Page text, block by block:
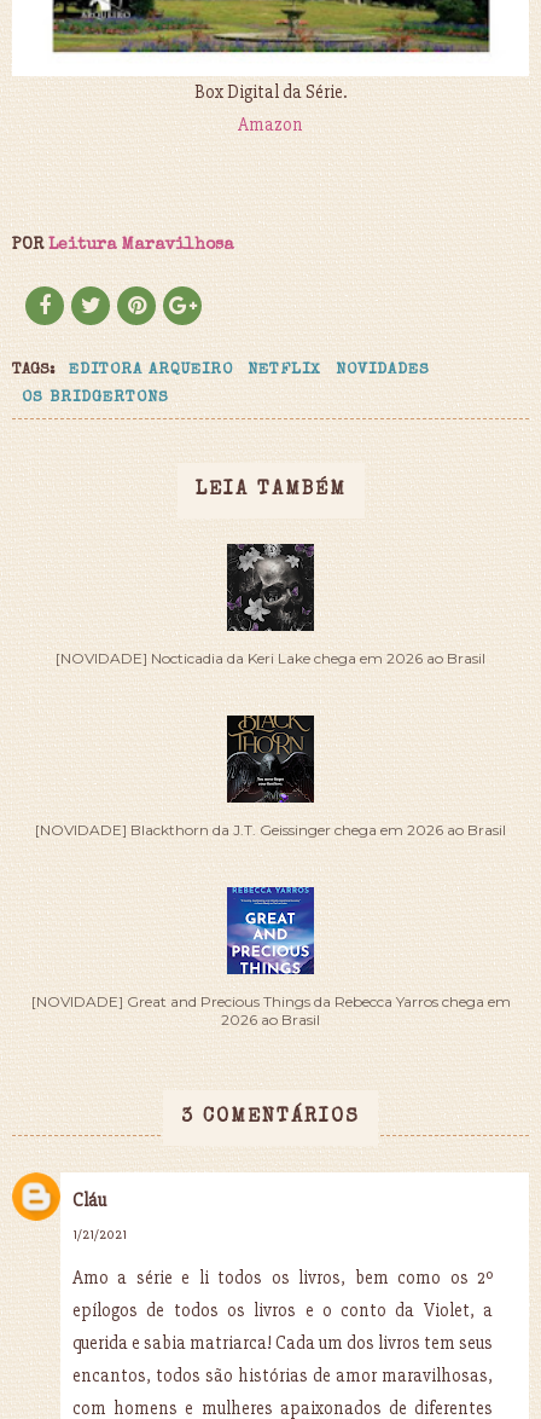
Box Digital da Série.
Amazon
PORLeitura Maravilhosa
TAGS: EDITORA ARQUEIRO NETFLIX
NOVIDADES
OS BRIDGERTONS
LEIA TAMBÉM
[NOVIDADE] Nocticadia da Keri Lake chega em 2026 ao Brasil
[NOVIDADE] Blackthorn da J.T. Geissinger chega em 2026 ao Brasil
[NOVIDADE] Great and Precious Things da Rebecca Yarros chega em
2026 ao Brasil
3 COMENTÁRIOS
Cláu
1/21/2021
Amo a série e li todos os livros, bem como os 2º
epílogos de todos os livros e o conto da Violet, a
querida e sabia matriarca! Cada um dos livros tem seus
encantos, todos são histórias de amor maravilhosas,
com homens e mulheres apaixonados de diferentes